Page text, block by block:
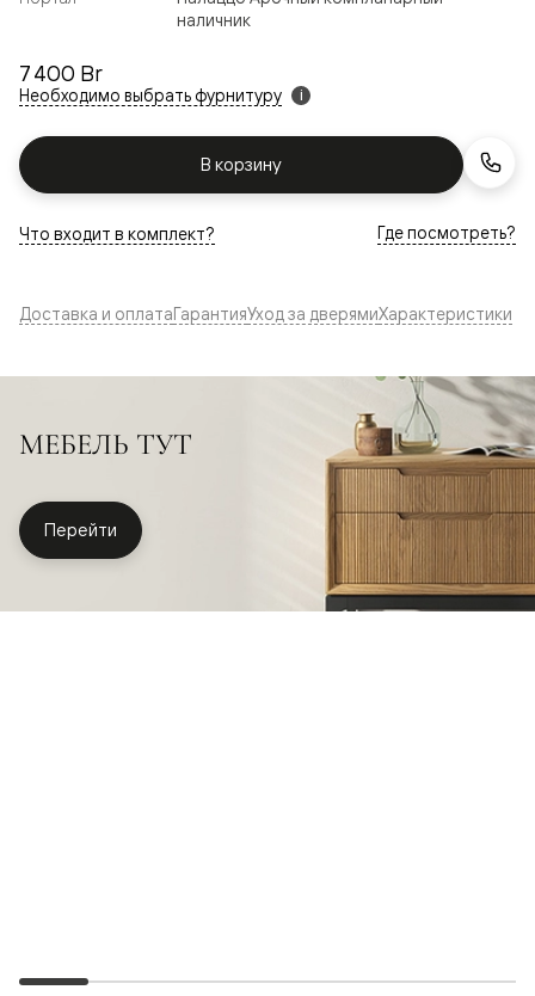
7 400 Br
Необходимо выбрать фурнитуру i
В корзину
наличник
Что входит в комплект? Где посмотреть?
Доставка и оплатаГарантияУход за дверямиХарактеристики
МЕБЕЛЬ ТУТ
Перейти